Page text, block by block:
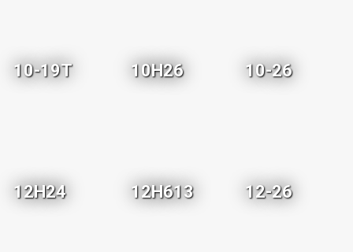
10-19T 10H26 10-26
12H24 12H613 12-26